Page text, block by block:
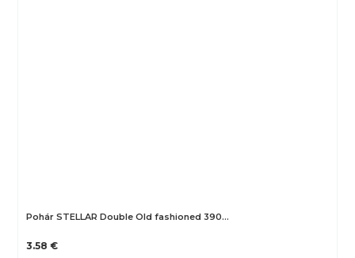
Pohár STELLAR Double Old fashioned 390…
3.58 €